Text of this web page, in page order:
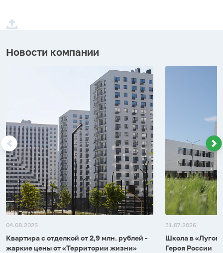
Новости компании
04.08.2026
Квартира с отделкой от 2,9 млн. рублей -
жаркие цены от «Территории жизни»
31.07.2026
Школа в
Героя России